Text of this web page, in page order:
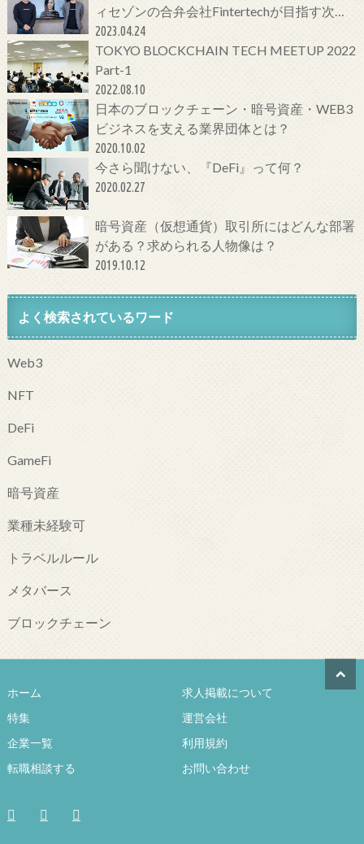
ィセゾンの合弁会社Fintertechが目指す次世
代金融サービスとは
2023.04.24
TOKYO BLOCKCHAIN TECH MEETUP 2022
Part-1
2022.08.10
日本のブロックチェーン・暗号資産・WEB3
ビジネスを支える業界団体とは？
2020.10.02
今さら聞けない、『DeFi』って何？
2020.02.27
暗号資産（仮想通貨）取引所にはどんな部署
がある？求められる人物像は？
2019.10.12
よく検索されているワード
Web3
NFT
DeFi
GameFi
暗号資産
業種未経験可
トラベルルール
メタバース
ブロックチェーン
ホーム
特集
企業一覧
転職相談する
求人掲載について
運営会社
利用規約
お問い合わせ